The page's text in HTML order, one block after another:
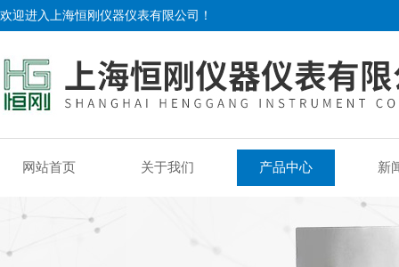
欢迎进入上海恒刚仪器仪表有限公司！
网站首页 关于我们 产品中心 新